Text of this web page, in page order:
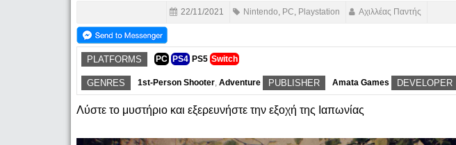
22/11/2021 Nintendo, PC, Playstation Αχιλλέας Παντής
PLATFORMS PC PS4 PS5 Switch
GENRES 1st-Person Shooter, Adventure PUBLISHER Amata Games DEVELOPER
Λύστε το μυστήριο και εξερευνήστε την εξοχή της Ιαπωνίας